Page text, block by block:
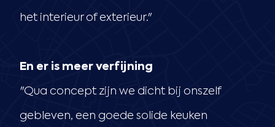
het interieur of exterieur."
En er is meer verfijning
"Qua concept zijn we dicht bij onszelf
gebleven, een goede solide keuken